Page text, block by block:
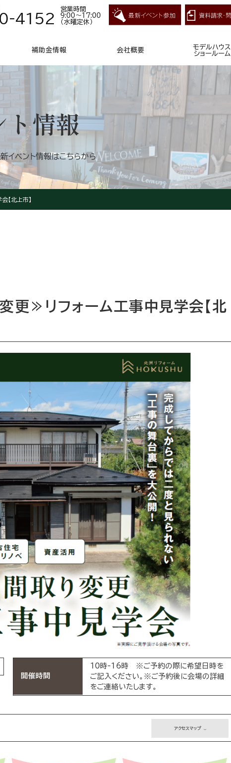
4152
営業時間
9:00～17:00
（水曜定休）
補助金情報 会社概要
モデルハウス
ショールーム
ト情報
イベント情報はこちらから
北上市】
≫リフォーム工事中見学会【北
開催時間
10時-16時 ※ご予約の際に希望日時を
ご記入ください。※ご予約後に会場の詳細
をご連絡いたします。
アクセスマップ